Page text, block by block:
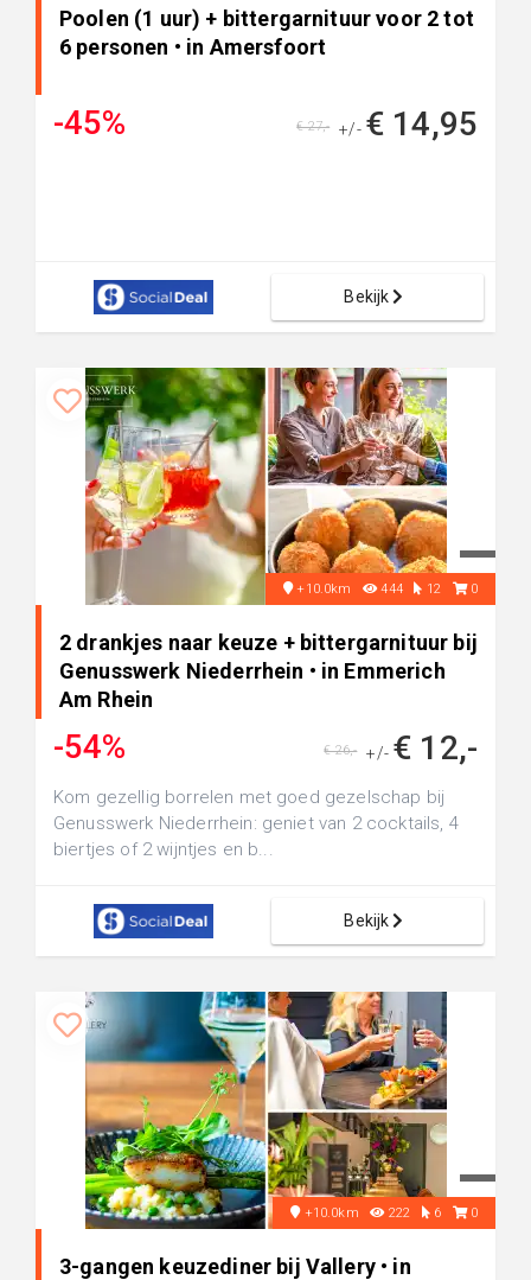
Poolen (1 uur) + bittergarnituur voor 2 tot
6 personen • in Amersfoort
-45% +/- € 14,95
€ 27,-
Bekijk
+10.0km 444 12 0
2 drankjes naar keuze + bittergarnituur bij
Genusswerk Niederrhein • in Emmerich
Am Rhein
-54% +/- € 12,-
€ 26,-
Kom gezellig borrelen met goed gezelschap bij
Genusswerk Niederrhein: geniet van 2 cocktails, 4
biertjes of 2 wijntjes en b...
Bekijk
+10.0km 222 6 0
3-gangen keuzediner bij Vallery • in